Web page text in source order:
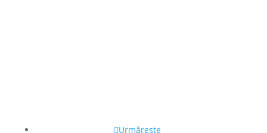
Urmărește